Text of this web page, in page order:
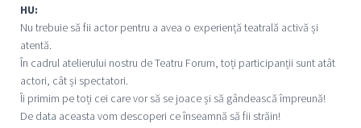
HU:
Nu trebuie să fii actor pentru a avea o experiență teatrală activă și
atentă.
În cadrul atelierului nostru de Teatru Forum, toți participanții sunt atât
actori, cât și spectatori.
Îi primim pe toți cei care vor să se joace și să gândească împreună!
De data aceasta vom descoperi ce înseamnă să fii străin!